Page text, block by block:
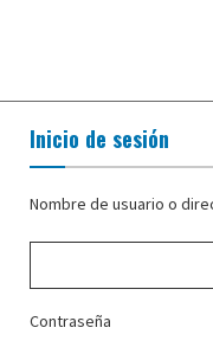
Inicio de sesión
Nombre de usuario o
Contraseña